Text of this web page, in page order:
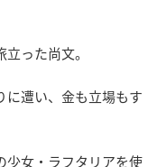
った尚文。
に遭い、金も立場もす
少女・ラフタリアを使